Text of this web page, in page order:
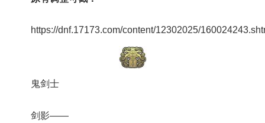
https://dnf.17173.com/content/12302025/
鬼剑士
剑影——